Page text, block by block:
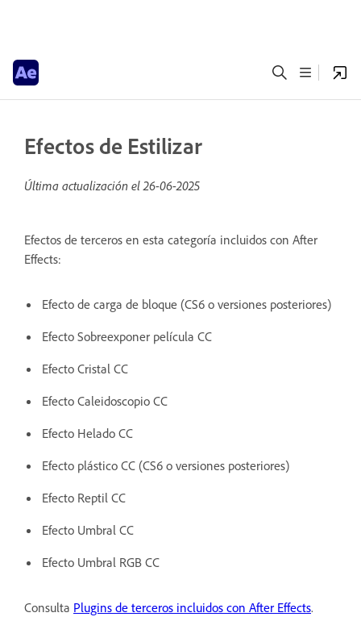
Efectos de Estilizar
Última actualización el26-06-2025
Efectos de terceros en esta categoría incluidos con After
Effects:
Efecto de carga de bloque (CS6 o versiones posteriores)
Efecto Sobreexponer película CC
Efecto Cristal CC
Efecto Caleidoscopio CC
Efecto Helado CC
Efecto plástico CC (CS6 o versiones posteriores)
Efecto Reptil CC
Efecto Umbral CC
Efecto Umbral RGB CC
Consulta Plugins de terceros incluidos con After Effects.